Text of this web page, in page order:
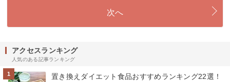
次へ
アクセスランキング
人気のある記事ランキング
1 置き換えダイエット食品おすすめランキング22選！